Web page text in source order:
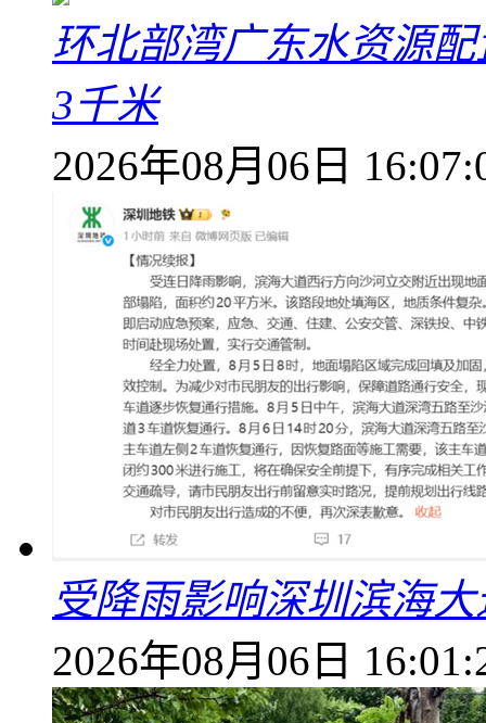
环北部湾广东水资源
3千米
2026年08月06日
受降雨影响深圳滨海
2026年08月06日